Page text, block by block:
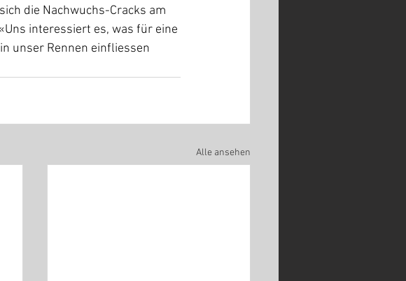
die Nachwuchs-Cracks am
interessiert es, was für eine
unser Rennen einfliessen
Alle ansehen